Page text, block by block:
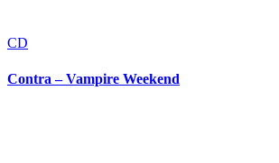
CD
Contra – Vampire Weekend